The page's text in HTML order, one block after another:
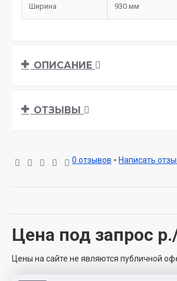
Ширина 930 мм
ОПИСАНИЕ
ОТЗЫВЫ
0 отзывов - Написать
Цена под запрос
Цены на сайте не являются публичной